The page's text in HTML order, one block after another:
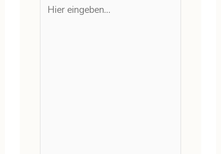
eingeben…